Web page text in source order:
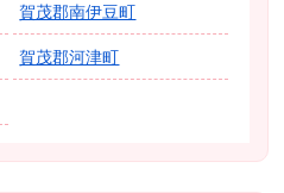
賀茂郡南伊豆町
賀茂郡河津町